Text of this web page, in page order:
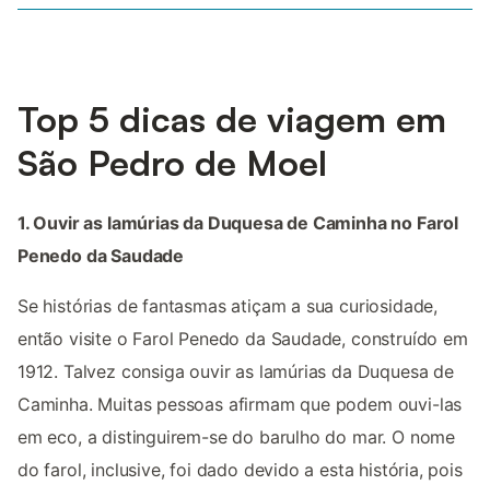
Top 5 dicas de viagem em
São Pedro de Moel
1. Ouvir as lamúrias da Duquesa de Caminha no Farol
Penedo da Saudade
Se histórias de fantasmas atiçam a sua curiosidade,
então visite o Farol Penedo da Saudade, construído em
1912. Talvez consiga ouvir as lamúrias da Duquesa de
Caminha. Muitas pessoas afirmam que podem ouvi-las
em eco, a distinguirem-se do barulho do mar. O nome
do farol, inclusive, foi dado devido a esta história, pois